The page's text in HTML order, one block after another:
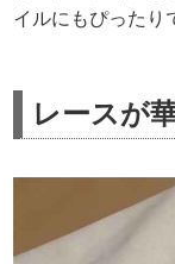
イルにもぴったり
レースが